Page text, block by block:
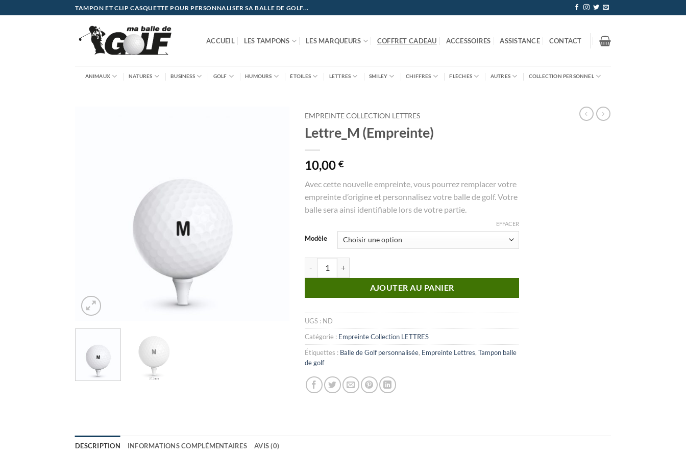
au
TAMPON ET CLIP CASQUETTE POUR PERSONNALISER SA BALLE DE GOLF...
ACCUEIL LES TAMPONS LES MARQUEURS COFFRET CADEAU ACCESSOIRES ASSISTANCE CONTACT
ANIMAUX NATURES BUSINESS GOLF HUMOURS ÉTOILES LETTRES SMILEY CHIFFRES FLÈCHES AUTRES COLLECTION PERSONNEL
EMPREINTE COLLECTION LETTRES
Lettre_M (Empreinte)
10,00 €
Avec cette nouvelle empreinte, vous pourrez remplacer votre
empreinte d’origine et personnalisez votre balle de golf. Votre
balle sera ainsi identifiable lors de votre partie.
Modèle
EFFACER
AJOUTER AU PANIER
UGS : ND
Catégorie : Empreinte Collection LETTRES
Étiquettes : Balle de Golf personnalisée, Empreinte Lettres, Tampon balle
de golf
DESCRIPTION INFORMATIONS COMPLÉMENTAIRES AVIS (0)